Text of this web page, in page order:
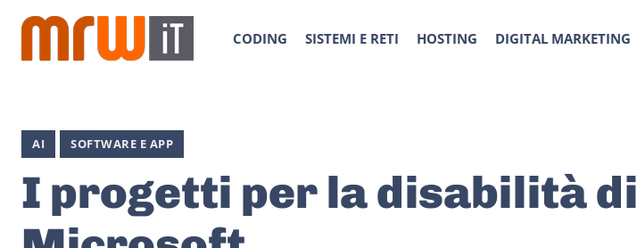
CODING SISTEMI E RETI HOSTING DIGITAL MARKETING
AI SOFTWARE E APP
I progetti per la disabilità di